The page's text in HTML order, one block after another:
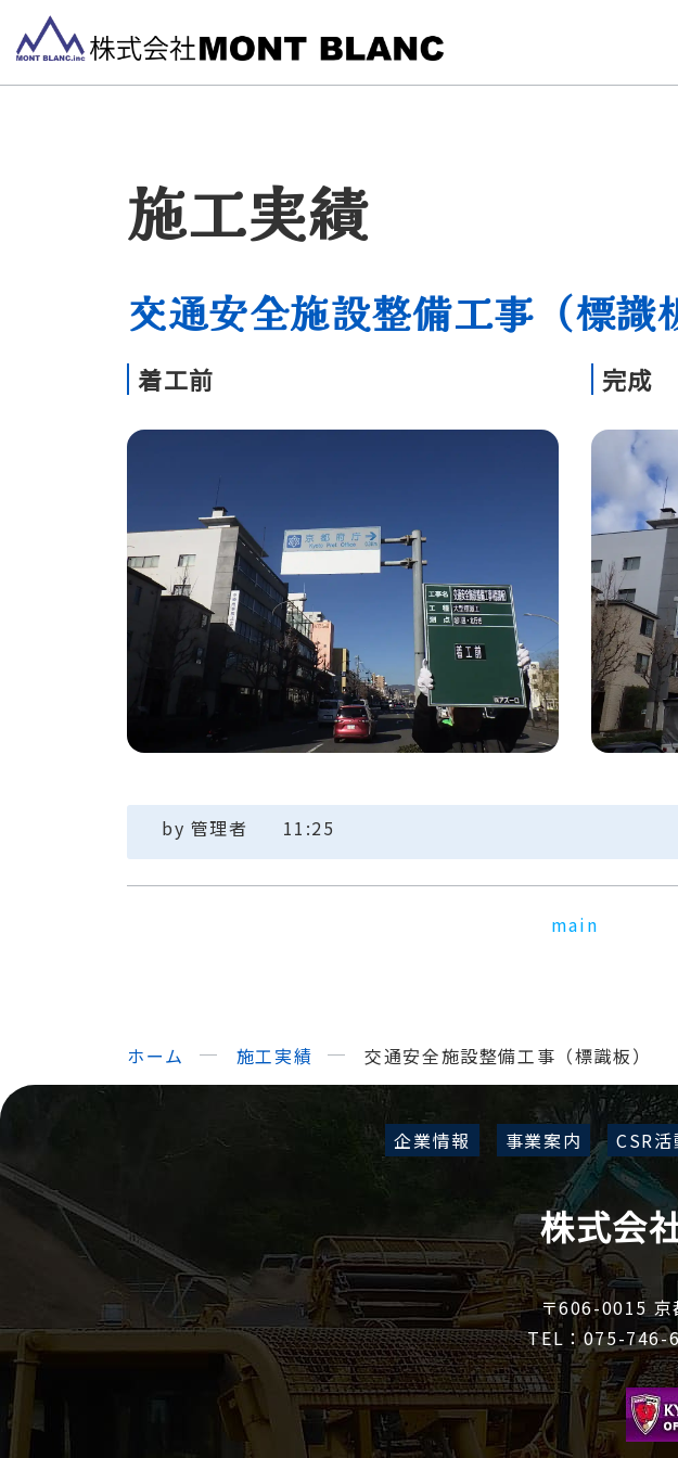
施工実績
交通安全施設整備工事（標識
着工前 完成
by 管理者 11:25
main
ホーム 施工実績 交通安全施設整備工事（標識板）
企業情報 事業案内 CSR活
株式会
〒606-0015 京
TEL：075-746-